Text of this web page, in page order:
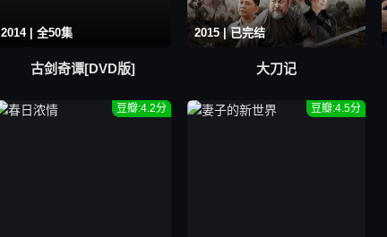
2014 | 全50集
古剑奇谭[DVD版]
2015 | 已完结
大刀记
豆瓣:4.2分 豆瓣:4.5分